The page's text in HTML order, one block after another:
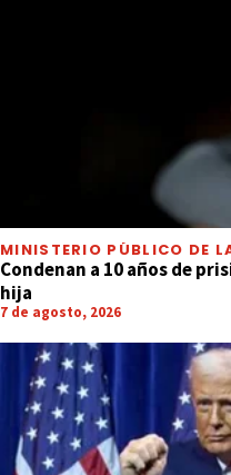
MINISTERIO PÚBLICO DE
Condenan a 10 años de
hija
7 de agosto, 2026